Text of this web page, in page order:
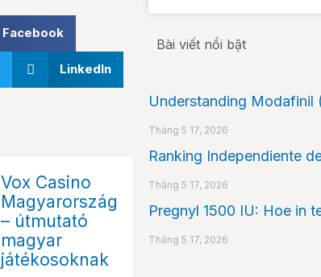
Facebook
LinkedIn
Vox Casino
Magyarország
– útmutató
magyar
játékosoknak
Bài viết nổi bật
Understanding Modafinil
Tháng 5 17, 2026
Ranking Independiente
Tháng 5 17, 2026
Pregnyl 1500 IU: Hoe in
Tháng 5 17, 2026